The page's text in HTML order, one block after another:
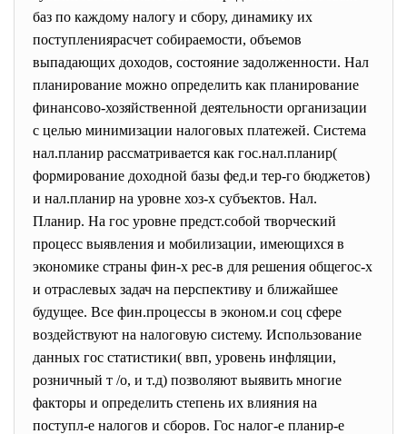
баз по каждому налогу и сбору, динамику их
поступлениярасчет собираемости, объемов
выпадающих доходов, состояние задолженности. Нал
планирование можно определить как планирование
финансово-хозяйственной деятельности организации
с целью минимизации налоговых платежей. Система
нал.планир рассматривается как гос.нал.планир(
формирование доходной базы фед.и тер-го бюджетов)
и нал.планир на уровне хоз-х субъектов. Нал.
Планир. На гос уровне предст.собой творческий
процесс выявления и мобилизации, имеющихся в
экономике страны фин-х рес-в для решения общегос-х
и отраслевых задач на перспективу и ближайшее
будущее. Все фин.процессы в эконом.и соц сфере
воздействуют на налоговую систему. Использование
данных гос статистики( ввп, уровень инфляции,
розничный т /о, и т.д) позволяют выявить многие
факторы и определить степень их влияния на
поступл-е налогов и сборов. Гос налог-е планир-е